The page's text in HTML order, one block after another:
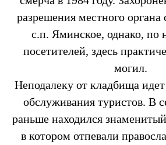
разрешения местного органа
с.п. Яминское, однако, по
посетителей, здесь
могил.
Неподалеку от кладбища
обслуживания туристов. В
раньше находился
в котором отпевали